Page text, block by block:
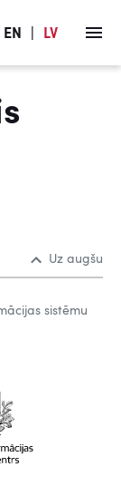
EN LV
Uz augšu
sistēmu